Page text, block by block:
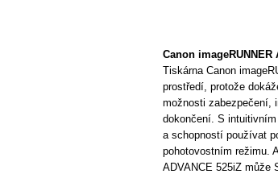
Canon imageRUNNER
Tiskárna Canon
prostředí, protože
možnosti zabezpečení,
dokončení. S
a schopností používat
pohotovostním režimu.
ADVANCE 525iZ může